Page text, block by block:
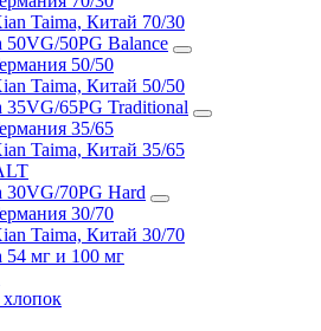
Taima, Китай 70/30
50VG/50PG Balance
50/50
Taima, Китай 50/50
35VG/65PG Traditional
35/65
Taima, Китай 35/65
30VG/70PG Hard
30/70
Taima, Китай 30/70
54 мг и 100 мг